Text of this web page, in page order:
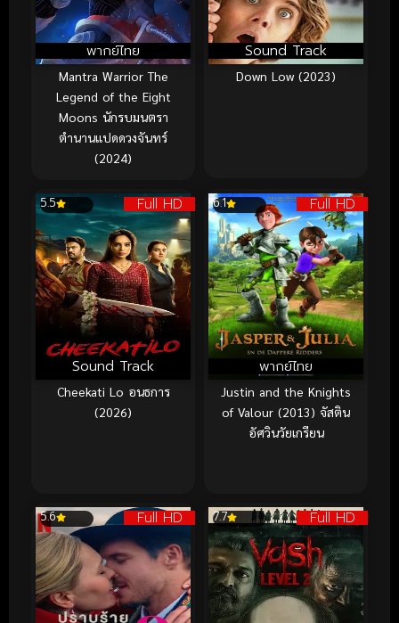
พากย์ไทย
Mantra Warrior The
Legend of the Eight
Moons นักรบมนตรา
ตำนานแปดดวงจันทร์
(2024)
Sound Track
Down Low (2023)
Full HD
Sound Track
5.5
Cheekati Lo อนธการ
(2026)
Full HD
พากย์ไทย
6.1
Justin and the Knights
of Valour (2013) จัสติน
อัศวินวัยเกรียน
Full HD
5.6 Full HD
7.7